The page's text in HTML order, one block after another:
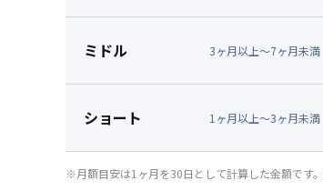
ミドル 3ヶ月以上～7ヶ月未満
ショート 1 ヶ月以上～3ヶ月未満
※月額目安は1ヶ月を30日として計算した金額です